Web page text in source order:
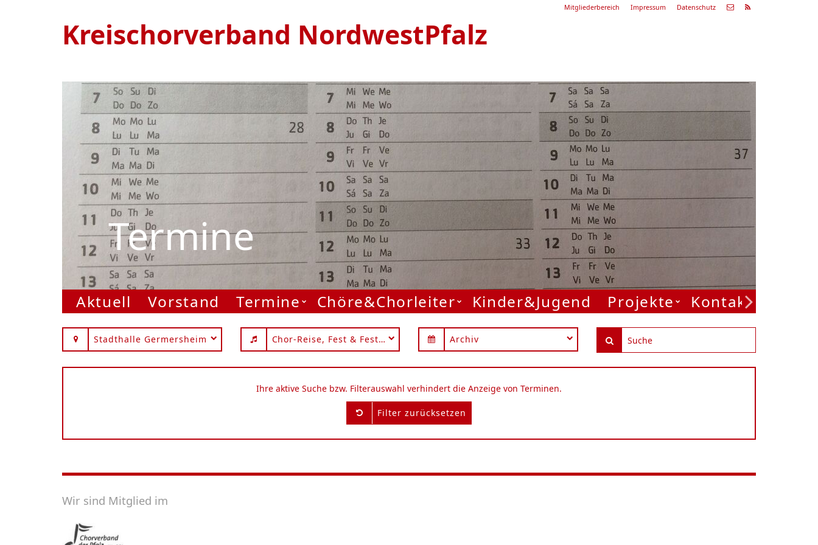
Mitgliederbereich Impressum Datenschutz
Kreischorverband NordwestPfalz
Termine
Veranstaltung
29.08.26
Sommerkonzert
19:00 Uhr
Zum Konzert
Aktuell Vorstand Termine Chöre&Chorleiter Kinder&Jugend Projekte Kontakt
Stadthalle Germersheim Chor-Reise, Fest & Festival Archiv
Ihre aktive Suche bzw. Filterauswahl verhindert die Anzeige von Terminen.
Filter zurücksetzen
Wir sind Mitglied im